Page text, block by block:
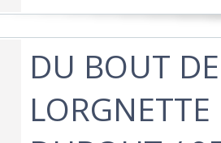
‎DU BOUT
LORGNETTE